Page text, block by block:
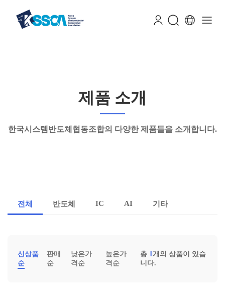
제품 소개
한국시스템반도체협동조합의 다양한 제품들을 소개합니다.
전체 반도체 IC AI 기타
신상품
순
판매
순
낮은가
격순
높은가
격순
총 1개의 상품이 있습
니다.